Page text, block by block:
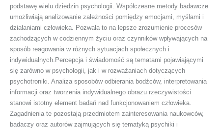
podstawę wielu dziedzin psychologii. Współczesne metody badawcze
umożliwiają analizowanie zależności pomiędzy emocjami, myślami i
działaniami człowieka. Pozwala to na lepsze zrozumienie procesów
zachodzących w codziennym życiu oraz czynników wpływających na
sposób reagowania w różnych sytuacjach społecznych i
indywidualnych.Percepcja i świadomość są tematami pojawiającymi
się zarówno w psychologii, jak i w rozważaniach dotyczących
psychotroniki. Analiza sposobów odbierania bodźców, interpretowania
informacji oraz tworzenia indywidualnego obrazu rzeczywistości
stanowi istotny element badań nad funkcjonowaniem człowieka.
Zagadnienia te pozostają przedmiotem zainteresowania naukowców,
badaczy oraz autorów zajmujących się tematyką psychiki i